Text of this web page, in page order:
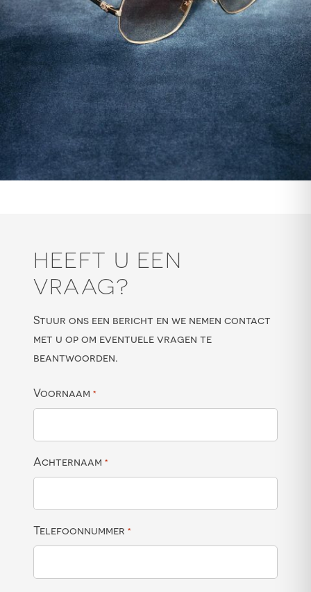
HEEFT U EEN
VRAAG?
Stuur ons een bericht en we nemen contact
met u op om eventuele vragen te
beantwoorden.
Voornaam *
Achternaam *
Telefoonnummer *